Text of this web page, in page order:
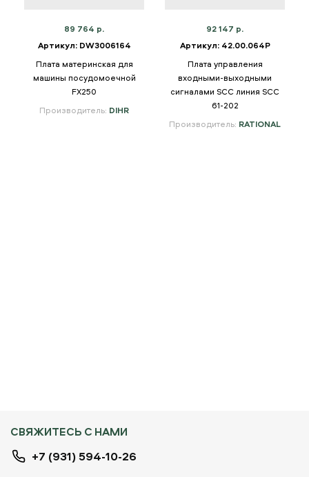
89 764 р.
Артикул: DW3006164
Плата материнская для
машины посудомоечной
FX250
Производитель: DIHR
92 147 р.
Артикул: 42.00.064P
Плата управления
входными-выходными
сигналами SCC линия SCC
61-202
Производитель: RATIONAL
СВЯЖИТЕСЬ С НАМИ
+7 (931) 594-10-26